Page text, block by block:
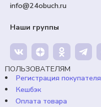
info@24obuch.ru
Наши группы
ПОЛЬЗОВАТЕЛЯМ
Регистрация покупателя
Кешбэк
Оплата товара